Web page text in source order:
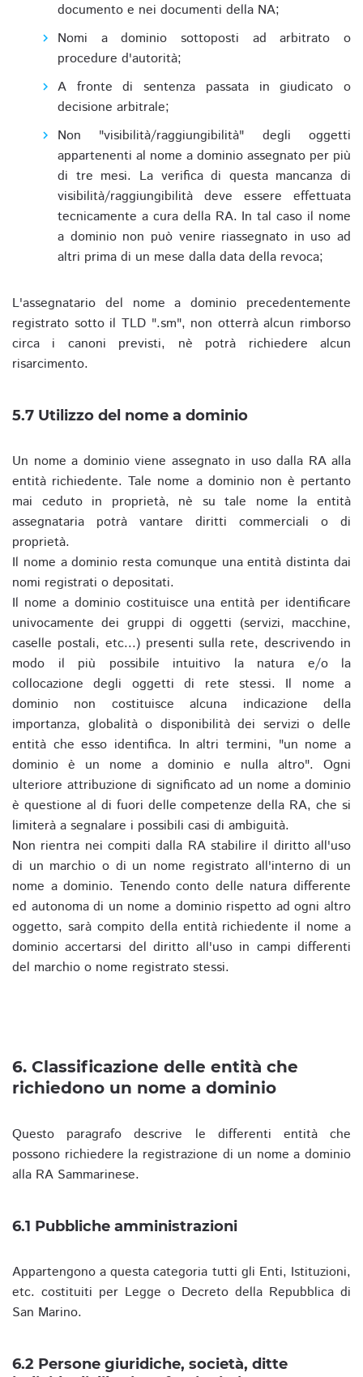
documento e nei documenti della NA;
Nomi a dominio sottoposti ad arbitrato o
procedure d'autorità;
A fronte di sentenza passata in giudicato o
decisione arbitrale;
Non "visibilità/raggiungibilità" degli oggetti
appartenenti al nome a dominio assegnato per più
di tre mesi. La verifica di questa mancanza di
visibilità/raggiungibilità deve essere effettuata
tecnicamente a cura della RA. In tal caso il nome
a dominio non può venire riassegnato in uso ad
altri prima di un mese dalla data della revoca;
L'assegnatario del nome a dominio precedentemente
registrato sotto il TLD ".sm", non otterrà alcun rimborso
circa i canoni previsti, nè potrà richiedere alcun
risarcimento.
5.7 Utilizzo del nome a dominio
Un nome a dominio viene assegnato in uso dalla RA alla
entità richiedente. Tale nome a dominio non è pertanto
mai ceduto in proprietà, nè su tale nome la entità
assegnataria potrà vantare diritti commerciali o di
proprietà.
Il nome a dominio resta comunque una entità distinta dai
nomi registrati o depositati.
Il nome a dominio costituisce una entità per identificare
univocamente dei gruppi di oggetti (servizi, macchine,
caselle postali, etc...) presenti sulla rete, descrivendo in
modo il più possibile intuitivo la natura e/o la
collocazione degli oggetti di rete stessi. Il nome a
dominio non costituisce alcuna indicazione della
importanza, globalità o disponibilità dei servizi o delle
entità che esso identifica. In altri termini, "un nome a
dominio è un nome a dominio e nulla altro". Ogni
ulteriore attribuzione di significato ad un nome a dominio
è questione al di fuori delle competenze della RA, che si
limiterà a segnalare i possibili casi di ambiguità.
Non rientra nei compiti dalla RA stabilire il diritto all'uso
di un marchio o di un nome registrato all'interno di un
nome a dominio. Tenendo conto delle natura differente
ed autonoma di un nome a dominio rispetto ad ogni altro
oggetto, sarà compito della entità richiedente il nome a
dominio accertarsi del diritto all'uso in campi differenti
del marchio o nome registrato stessi.
6. Classificazione delle entità che
richiedono un nome a dominio
Questo paragrafo descrive le differenti entità che
possono richiedere la registrazione di un nome a dominio
alla RA Sammarinese.
6.1 Pubbliche amministrazioni
Appartengono a questa categoria tutti gli Enti, Istituzioni,
etc. costituiti per Legge o Decreto della Repubblica di
San Marino.
6.2 Persone giuridiche, società, ditte